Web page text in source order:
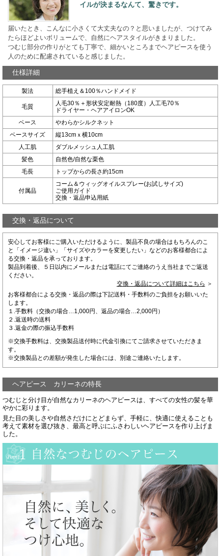
イルが決まるなんて、驚きです。
届いたとき、こんなに小さくて大丈夫なの？と思いましたが、つけてみ
たらほどよいボリュームで、自然にヘアスタイルがきまりました。
つむじ部分の作りがとても丁寧で、細かいところまでヘアピースを使う
人のために配慮されていると感じました。
仕様詳細
製法 総手植え＆100％ハンドメイド
毛質
人毛30％＋形状安定耐熱（180度）人工毛70％
ドライヤー・ヘアアイロンOK
ベース
やわらかシルクネット
ベースサイズ
縦13cmｘ横10cm
人工肌
ダブルメッシュ人工肌
髪色
自然色/自然な栗色
毛長
トップからの長さ約15cm
付属品
コーム＆ウィッグオイルスプレー(お試しサイズ)
ご使用ガイド
交換・返品申込用紙
交換・返品について
安心してお客様にご購入いただけるように、製品不良の場合はもちろんのこ
と「イメージ違い」「サイズやカラーを変更したい」などのお客様都合によ
る交換・返品を承っております。
製品到着後、５日以内にメールまたは電話にてご連絡のうえ当社までご返送
ください。
交換・返品について詳細はこちら ＞
お客様都合による交換・返品の際は下記送料・手数料のご負担をお願いいた
します。
１. 手数料（交換の場合…1,000円、返品の場合…2,000円）
２. 返送時の送料
３. 返金の際の振込手数料
※交換手数料は、交換製品送付時に代金引換にてご請求させていただきま
す。
※交換製品との差額が発生した場合には、別途ご連絡いたします。
ヘアピース カリーネの特長
つむじと分け目が自然なカリーネのヘアピースは、すべての女性の髪を華
やかに彩ります。
見た目の美しさや自然さだけにとどまらず、手軽に、快適に使えることも
考えて素材を選び抜き、最高と呼ぶにふさわしいヘアピースを作り上げま
した。